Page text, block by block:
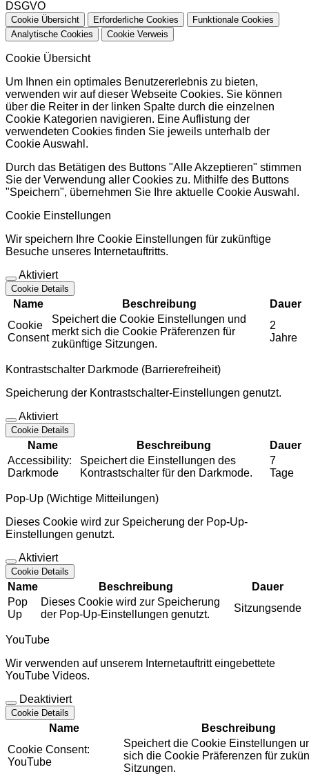
DSGVO
Cookie Übersicht Erforderliche Cookies
Funktionale Cookies
Analytische Cookies
Cookie Verweis
Cookie Übersicht
Um Ihnen ein optimales Benutzererlebnis zu bieten,
verwenden wir auf dieser Webseite Cookies. Sie können
über die Reiter in der linken Spalte durch die einzelnen
Cookie Kategorien navigieren. Eine Auflistung der
verwendeten Cookies finden Sie jeweils unterhalb der
Cookie Auswahl.
Durch das Betätigen des Buttons "Alle Akzeptieren" stimmen
Sie der Verwendung aller Cookies zu. Mithilfe des Buttons
"Speichern", übernehmen Sie Ihre aktuelle Cookie Auswahl.
Cookie Einstellungen
Wir speichern Ihre Cookie Einstellungen für zukünftige
Besuche unseres Internetauftritts.
Aktiviert
Cookie Details
Name Beschreibung
Dauer
Cookie
Consent
Speichert die Cookie Einstellungen und
merkt sich die Cookie Präferenzen für
zukünftige Sitzungen.
2
Jahre
Kontrastschalter Darkmode (Barrierefreiheit)
Speicherung der Kontrastschalter-Einstellungen genutzt.
Aktiviert
Cookie Details
Name Beschreibung
Dauer
Accessibility:
Darkmode
Speichert die Einstellungen des
Kontrastschalter für den Darkmode.
7
Tage
Pop-Up (Wichtige Mitteilungen)
Dieses Cookie wird zur Speicherung der Pop-Up-
Einstellungen genutzt.
Aktiviert
Cookie Details
Name Beschreibung
Dauer
Pop
Up
Dieses Cookie wird zur Speicherung
der Pop-Up-Einstellungen genutzt.
Sitzungsende
YouTube
Wir verwenden auf unserem Internetauftritt eingebettete
YouTube Videos.
Deaktiviert
Cookie Details
Name
Beschreibung
Cookie Consent:
YouTube
Speichert die Cookie Einstellungen
sich die Cookie Präferenzen für
Sitzungen.